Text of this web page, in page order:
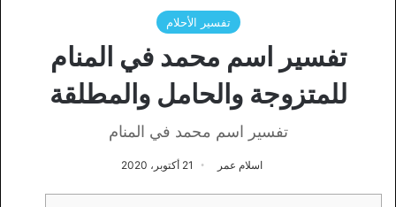
تفسير الأحلام
تفسير اسم محمد في المنام
للمتزوجة والحامل والمطلقة
تفسير اسم محمد في المنام
اسلام عمر 21 أكتوبر، 2020